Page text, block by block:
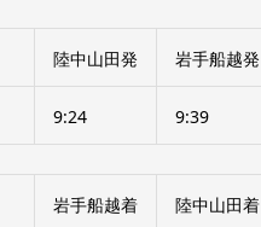
陸中山田発 岩手船越発
9:24 9:39
岩手船越着 陸中山田着